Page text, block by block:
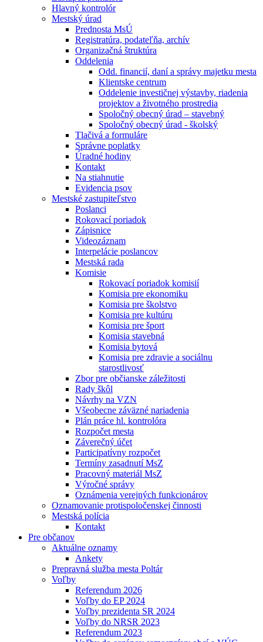
Hlavný kontrolór
Mestský úrad
Prednosta MsÚ
Registratúra, podateľňa, archív
Organizačná štruktúra
Oddelenia
Odd. financií, daní a správy majetku mesta
Klientske centrum
Oddelenie investičnej výstavby, riadenia
projektov a životného prostredia
Spoločný obecný úrad – stavebný
Spoločný obecný úrad - školský
Tlačivá a formuláre
Správne poplatky
Úradné hodiny
Kontakt
Na stiahnutie
Evidencia psov
Mestské zastupiteľstvo
Poslanci
Rokovací poriadok
Zápisnice
Videozáznam
Interpelácie poslancov
Mestská rada
Komisie
Rokovací poriadok komisií
Komisia pre ekonomiku
Komisia pre školstvo
Komisia pre kultúru
Komisia pre šport
Komisia stavebná
Komisia bytová
Komisia pre zdravie a sociálnu
starostlivosť
Zbor pre občianske záležitosti
Rady škôl
Návrhy na VZN
Všeobecne záväzné nariadenia
Plán práce hl. kontrolóra
Rozpočet mesta
Záverečný účet
Participatívny rozpočet
Termíny zasadnutí MsZ
Pracovný materiál MsZ
Výročné správy
Oznámenia verejných funkcionárov
Oznamovanie protispoločenskej činnosti
Mestská polícia
Kontakt
Pre občanov
Aktuálne oznamy
Ankety
Prepravná služba mesta Poltár
Voľby
Referendum 2026
Voľby do EP 2024
Voľby prezidenta SR 2024
Voľby do NRSR 2023
Referendum 2023